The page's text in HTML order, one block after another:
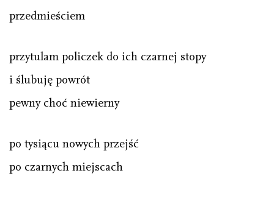
przedmieściem
przytulam policzek do ich czarnej stopy
i ślubuję powrót
pewny choć niewierny
po tysiącu nowych przejść
po czarnych miejscach